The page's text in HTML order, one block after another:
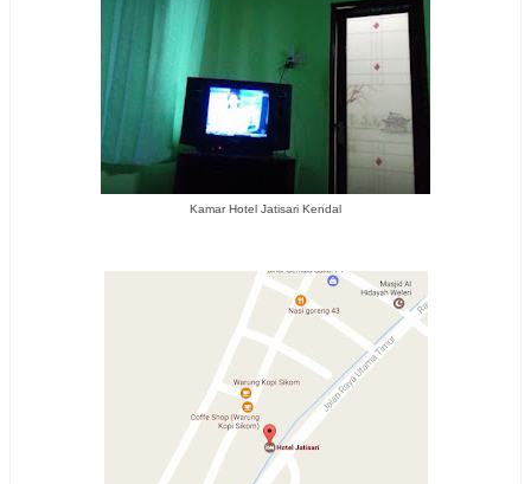
Kamar Hotel Jatisari Kendal